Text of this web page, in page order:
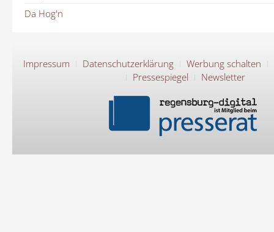
Da Hog'n
Impressum Datenschutzerklärung
Werbung schalten
Pressespiegel
Newsletter